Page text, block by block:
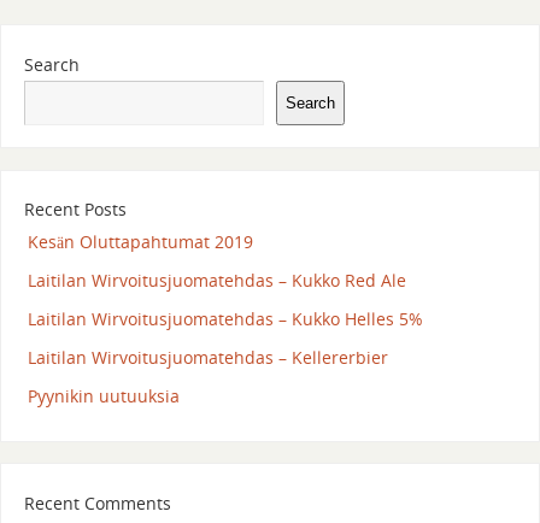
Search
Search
Recent Posts
Kesän Oluttapahtumat 2019
Laitilan Wirvoitusjuomatehdas – Kukko Red Ale
Laitilan Wirvoitusjuomatehdas – Kukko Helles 5%
Laitilan Wirvoitusjuomatehdas – Kellererbier
Pyynikin uutuuksia
Recent Comments